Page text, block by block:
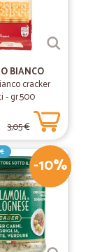
BIANCO
cracker
- gr.500
3,05 €
-10%